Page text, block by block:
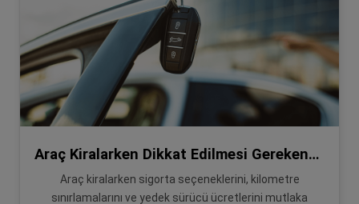
Araç Kiralarken Dikkat Edilmesi Gerekenler!
Araç kiralarken sigorta seçeneklerini, kilometre
sınırlamalarını ve yedek sürücü ücretlerini mutlaka